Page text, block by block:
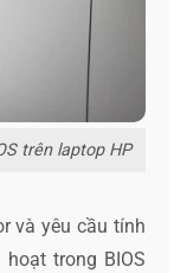
trên laptop HP
và yêu cầu tính
trong BIOS